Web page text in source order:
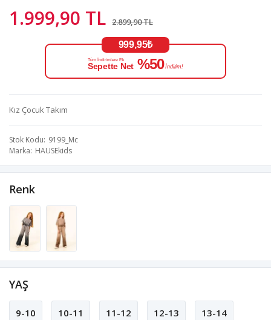
1.999,90 TL 2.899,90 TL
999,95₺
Tüm İndirimlere Ek
Sepette Net %50 İndirim!
Kız Çocuk Takım
Stok Kodu 9199_Mc
Marka HAUSEkids
Renk
YAŞ
9-10 10-11 11-12 12-13 13-14